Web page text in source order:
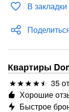
В закладки
Квартиры
35
Хорошие
Быстрое